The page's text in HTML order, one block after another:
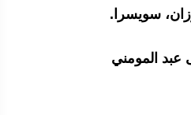
سويسرا.
عبد المومني